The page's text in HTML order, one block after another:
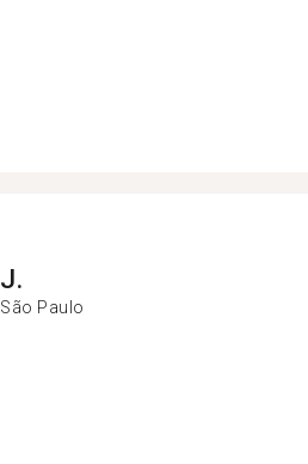
J.
São Paulo